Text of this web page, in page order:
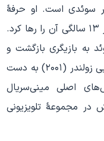
سوئدی است. او حرفهٔ
بازیگری را در هفت سالگی آغاز کرد اما در ۱۳ سالگی آن را رها کرد.
به بازیگری بازگشت و
اولین نقش خود را در فیلم کمدی آمریکایی زولندر (۲۰۰۱) به دست
یکی از نقش‌های اصلی مینی‌سریال
مجموعهٔ تلویزیونی